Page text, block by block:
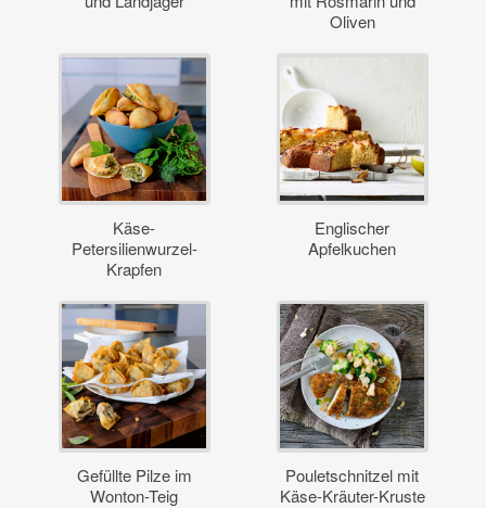
Oliven
Käse-
Petersilienwurzel-
Krapfen
Englischer
Apfelkuchen
Gefüllte Pilze im
Wonton-Teig
Pouletschnitzel mit
Käse-Kräuter-Kruste